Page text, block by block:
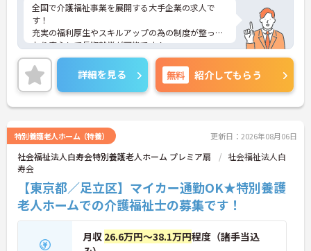
全国で介護福祉事業を展開する大手企業の求人で
す！
充実の福利厚生やスキルアップの為の制度が整って
おり安心して長期就業が可能です！
ご興味ある方には、面接のポイントなど、さらに詳
細をお話致しますのでお気軽にご相談ください。
詳細を見る 無料 紹介してもらう
特別養護老人ホーム（特養） 更新日：2026年08月06日
社会福祉法人白寿会特別養護老人ホーム プレミア扇
社会福祉法人白
寿会
【東京都／足立区】マイカー通勤OK★特別養護
老人ホームでの介護福祉士の募集です！
月収 26.6万円～38.1万円程度（諸手当込